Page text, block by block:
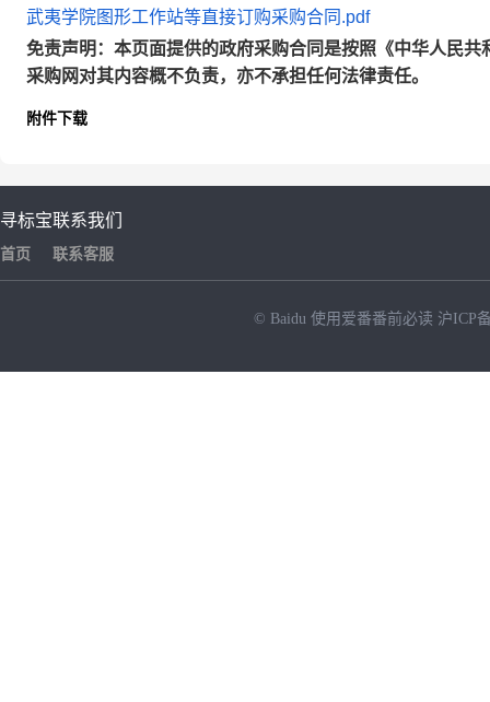
武夷学院图形工作站等直接订购采购合同.pdf
免责声明：本页面提供的政府采购合同是按照《中华人民
采购网对其内容概不负责，亦不承担任何法律责任。
附件下载
寻标宝
首页
联系我们
联系客服
© Baidu 使用爱番番前必读 沪ICP